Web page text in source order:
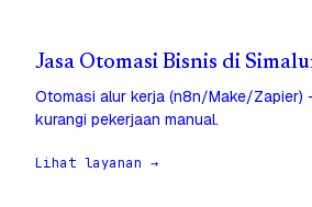
Jasa Otomasi Bisnis di
Otomasi alur kerja (n8n/Make/Zapier)
kurangi pekerjaan manual.
Lihat layanan →